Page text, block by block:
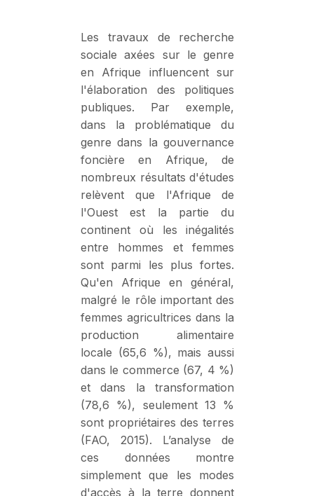
Les travaux de recherche
sociale axées sur le genre
en Afrique influencent sur
l'élaboration des politiques
publiques. Par exemple,
dans la problématique du
genre dans la gouvernance
foncière en Afrique, de
nombreux résultats d'études
relèvent que l'Afrique de
l'Ouest est la partie du
continent où les inégalités
entre hommes et femmes
sont parmi les plus fortes.
Qu'en Afrique en général,
malgré le rôle important des
femmes agricultrices dans la
production alimentaire
locale (65,6 %), mais aussi
dans le commerce (67, 4 %)
et dans la transformation
(78,6 %), seulement 13 %
sont propriétaires des terres
(FAO, 2015). L’analyse de
ces données montre
simplement que les modes
d'accès à la terre donnent